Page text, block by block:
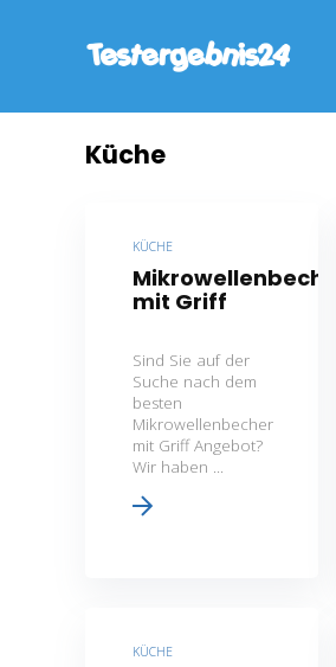
Küche
KÜCHE
Mikrowellenbecher
mit Griff
Sind Sie auf der
Suche nach dem
besten
Mikrowellenbecher
mit Griff Angebot?
Wir haben ...
KÜCHE